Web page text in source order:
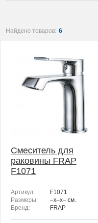
Найдено товаров: 6
Смеситель для
раковины FRAP
F1071
Артикул:
F1071
Размеры:
–x–x– см.
Бренд:
FRAP